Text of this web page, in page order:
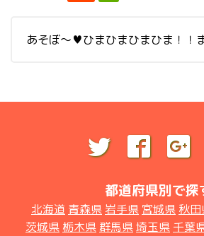
あそぼ～♥ひまひまひまひま！！
都道府県別で探
北海道 青森県 岩手県 宮城県 秋
茨城県 栃木県群馬県埼玉県 千葉